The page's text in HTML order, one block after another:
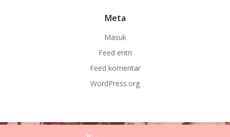
Meta
Masuk
Feed entri
Feed komentar
WordPress.org